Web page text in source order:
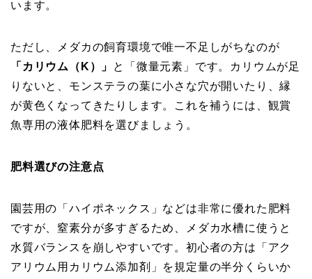
います。
ただし、メダカの飼育環境で唯一不足しがちなのが
「カリウム（K）」
と「微量元素」です。カリウムが足
りないと、モンステラの葉に小さな穴が開いたり、縁
が黄色くなってきたりします。これを補うには、観賞
魚専用の液体肥料を選びましょう。
肥料選びの注意点
園芸用の「ハイポネックス」などは非常に優れた肥料
ですが、窒素分が多すぎるため、メダカ水槽に使うと
水質バランスを崩しやすいです。初心者の方は「アク
アリウム用カリウム添加剤」を規定量の半分くらいか